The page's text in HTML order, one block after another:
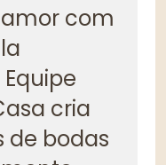
com
cria
de bodas